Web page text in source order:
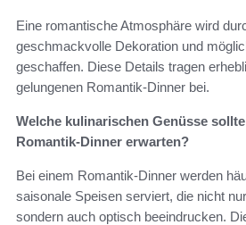
Eine romantische Atmosphäre wird
geschmackvolle Dekoration und
geschaffen. Diese Details tragen
gelungenen Romantik-Dinner bei.
Welche kulinarischen Genüsse
Romantik-Dinner erwarten?
Bei einem Romantik-Dinner werden
saisonale Speisen serviert, die nicht
sondern auch optisch beeindrucken.